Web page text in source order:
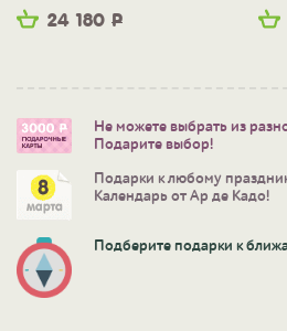
24 180 Р
Не можете выбрать из
Подарите выбор!
Подарки к любому
Календарь от Ар де Кадо!
Подберите подарки к